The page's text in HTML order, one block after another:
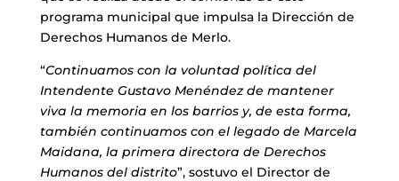
programa municipal que impulsa la Dirección de
Derechos Humanos de Merlo.
“Continuamos con la voluntad política del
Intendente Gustavo Menéndez de mantener
viva la memoria en los barrios y, de esta forma,
también continuamos con el legado de Marcela
Maidana, la primera directora de Derechos
Humanos del distrito”, sostuvo el Director de